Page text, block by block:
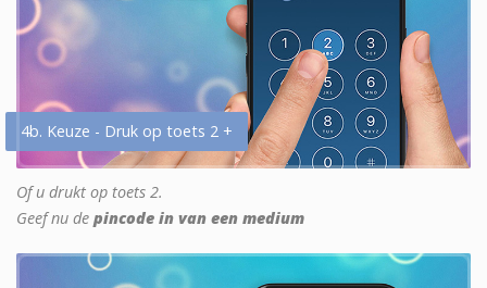
4b. Keuze - Druk op toets 2 +
Of u drukt op toets 2.
Geef nu de pincode in van een medium